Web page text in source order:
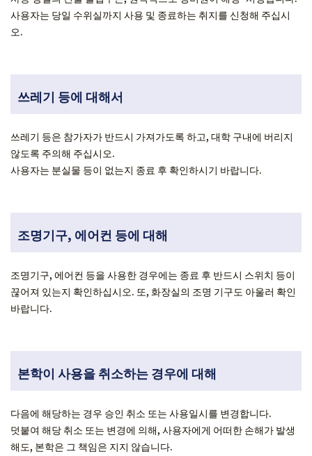
사용자는 당일 수위실까지 사용 및 종료하는 취지를 신청해 주십시
오.
쓰레기 등에 대해서
쓰레기 등은 참가자가 반드시 가져가도록 하고, 대학 구내에 버리지
않도록 주의해 주십시오.
사용자는 분실물 등이 없는지 종료 후 확인하시기 바랍니다.
조명기구, 에어컨 등에 대해
조명기구, 에어컨 등을 사용한 경우에는 종료 후 반드시 스위치 등이
끊어져 있는지 확인하십시오. 또, 화장실의 조명 기구도 아울러 확인
바랍니다.
본학이 사용을 취소하는 경우에 대해
다음에 해당하는 경우 승인 취소 또는 사용일시를 변경합니다.
덧붙여 해당 취소 또는 변경에 의해, 사용자에게 어떠한 손해가 발생
해도, 본학은 그 책임은 지지 않습니다.